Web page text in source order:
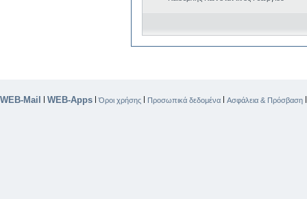
WEB-Mail | WEB-Apps |Όροι χρήσης | Προσωπικά δεδομένα | Ασφάλεια & Πρόσβαση